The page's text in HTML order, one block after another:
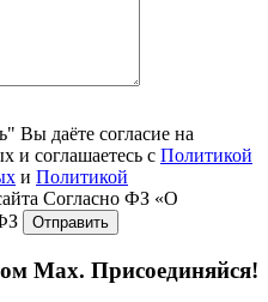
Вы даёте согласие на
и соглашаетесь с Политикой
и Политикой
Согласно ФЗ «О
Max. Присоединяйся!